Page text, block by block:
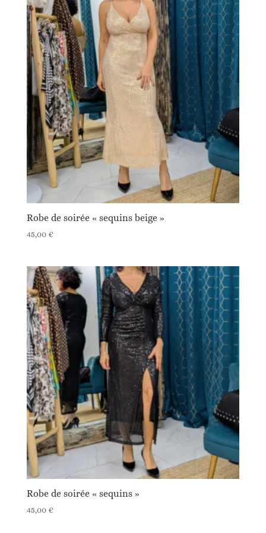
Robe de soirée « sequins beige »
45,00 €
Robe de soirée « sequins »
45,00 €